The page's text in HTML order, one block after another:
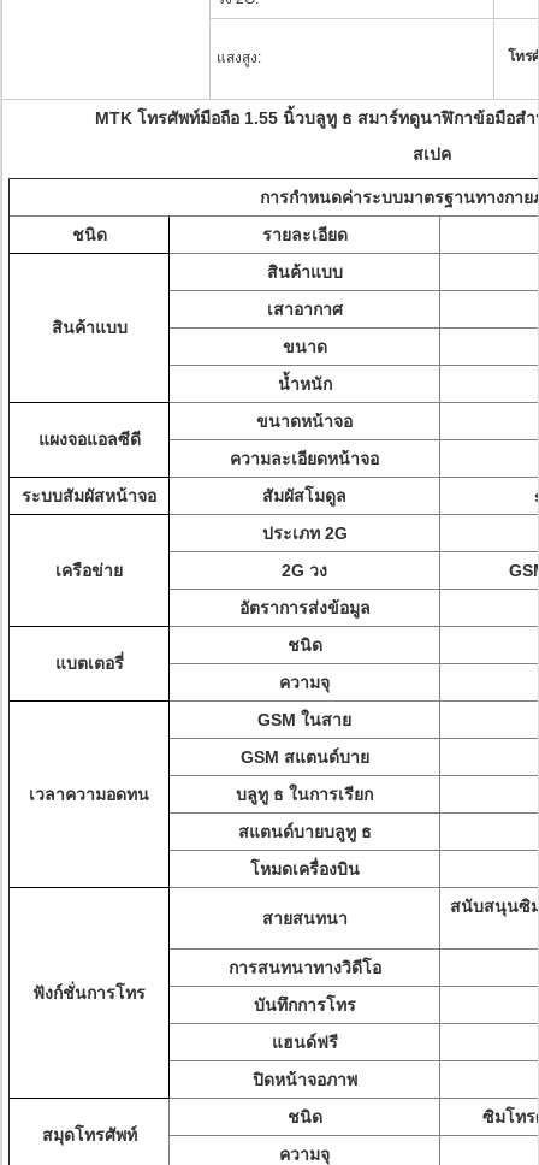
แสงสูง: โทร
MTK โทรศัพท์มือถือ 1.55 นิ้วบลูทู ธ สมาร์ทดูนาฬิกาข้อมือส
สเปค
การกำหนดค่าระบบมาตรฐานทางกาย
ชนิด
รายละเอียด
สินค้าแบบ
สินค้าแบบ
เสาอากาศ
ขนาด
น้ำหนัก
แผงจอแอลซีดี
ขนาดหน้าจอ
ความละเอียดหน้าจอ
ระบบสัมผัสหน้าจอ
สัมผัสโมดูล
เครือข่าย
ประเภท 2G
2G วง
อัตราการส่งข้อมูล
แบตเตอรี่
ชนิด
ความจุ
เวลาความอดทน
GSM ในสาย
GSM สแตนด์บาย
บลูทู ธ ในการเรียก
สแตนด์บายบลูทู ธ
โหมดเครื่องบิน
ฟังก์ชั่นการโทร
สายสนทนา
สนับสนุนซิ
การสนทนาทางวิดีโอ
บันทึกการโทร
แฮนด์ฟรี
ปิดหน้าจอภาพ
สมุดโทรศัพท์
ชนิด
ซิมโทร
ความจุ